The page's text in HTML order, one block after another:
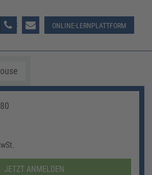
123 ONLINE-LERNPLATTFORM
JETZT ANMELDEN